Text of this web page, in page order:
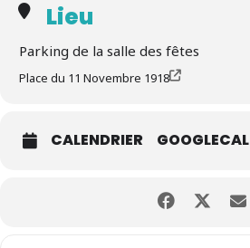
Lieu
Parking de la salle des fêtes
Place du 11 Novembre 1918
CALENDRIER GOOGLECAL